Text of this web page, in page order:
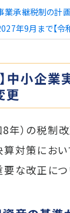
業承継税制の計
年9月まで【令
中小企業
更
年）の税制
対策におい
な改正につ